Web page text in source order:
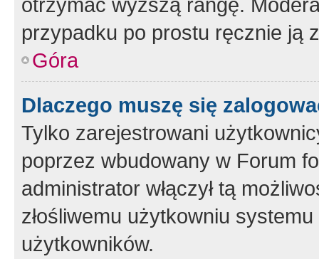
przypadku po prostu ręcznie ją
Góra
Dlaczego muszę się
Tylko zarejestrowani
poprzez wbudowany w Forum
administrator włączył tą
złośliwemu użytkowniu
użytkowników.